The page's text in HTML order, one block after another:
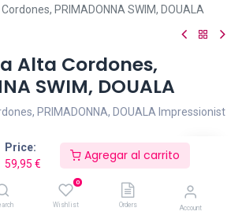
Price:
59,95 €
Agregar al carrito
0
Wishlist Orders Account
PRIMADONNA SWIM, DOUALA
Alta Cordones,
SWIM, DOUALA
PRIMADONNA, DOUALA Impressionist
que estiliza la silueta y ofrece una
de alta calidad para garantizar